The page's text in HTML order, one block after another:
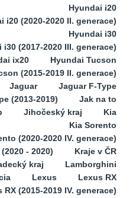
Hyundai i20
i20 (2020-2020 II. generace)
Hyundai i30
i30 (2017-2020 III. generace)
ix20
Hyundai Tucson
(2015-2019 II. generace)
Jaguar
Jaguar F-Type
(2013-2019)
Jak na to
Jihočeský kraj
Kia
Kia Sorento
(2020-2020 IV. generace)
- 2020)
Kraje v ČR
kraj
Lamborghini
Lexus
Lexus RX
RX (2015-2019 IV. generace)